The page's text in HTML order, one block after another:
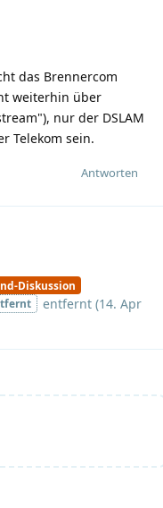
das Brennercom
weiterhin über
nur der DSLAM
Telekom sein.
Antworten
Diskussion
entfernt (14. Apr